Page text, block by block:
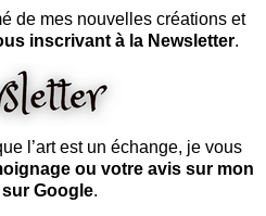
de mes nouvelles créations et
inscrivant à la Newsletter.
l’art est un échange, je vous
ou votre avis sur mon
Google.